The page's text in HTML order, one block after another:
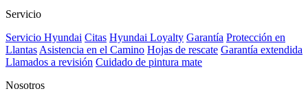
Servicio
Servicio Hyundai Citas Hyundai Loyalty Garantía Protección en
Llantas Asistencia en el Camino Hojas de rescate Garantía extendida
Llamados a revisión Cuidado de pintura mate⁠
Nosotros